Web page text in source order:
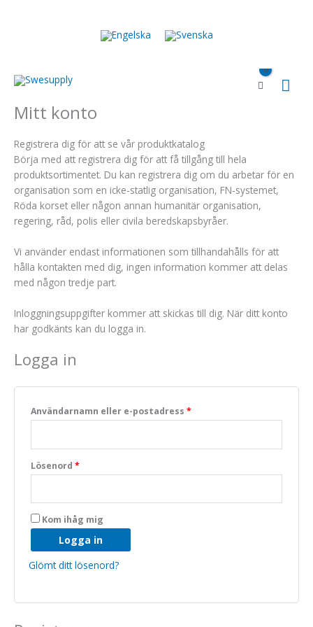
Mitt konto
Registrera dig för att se vår produktkatalog
Börja med att registrera dig för att få tillgång till hela
produktsortimentet. Du kan registrera dig om du arbetar för en
organisation som en icke-statlig organisation, FN-systemet,
Röda korset eller någon annan humanitär organisation,
regering, råd, polis eller civila beredskapsbyråer.
Vi använder endast informationen som tillhandahålls för att
hålla kontakten med dig, ingen information kommer att delas
med någon tredje part.
Inloggningsuppgifter kommer att skickas till dig. När ditt konto
har godkänts kan du logga in.
Logga in
Användarnamn eller e-postadress *
Lösenord *
Kom ihåg mig
Logga in
Glömt ditt lösenord?
Nödvändiga
Dessa kakor
att hemsidan
över huvud
taget ska
fungera.
Statistik